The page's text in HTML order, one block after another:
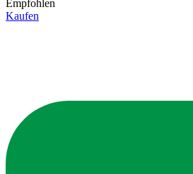
Empfohlen
Kaufen